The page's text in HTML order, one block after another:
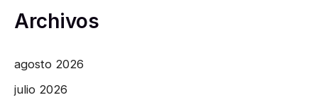
Archivos
agosto 2026
julio 2026